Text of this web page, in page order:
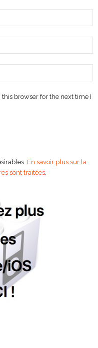
browser for the next time I
En savoir plus sur la
sont traitées.